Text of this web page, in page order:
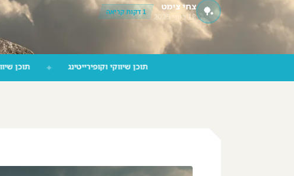
🏓 צחי צימט
18 ביוני 2025
1 דקות קריאה
תוכן שיווקי וקופירייטינג ✦